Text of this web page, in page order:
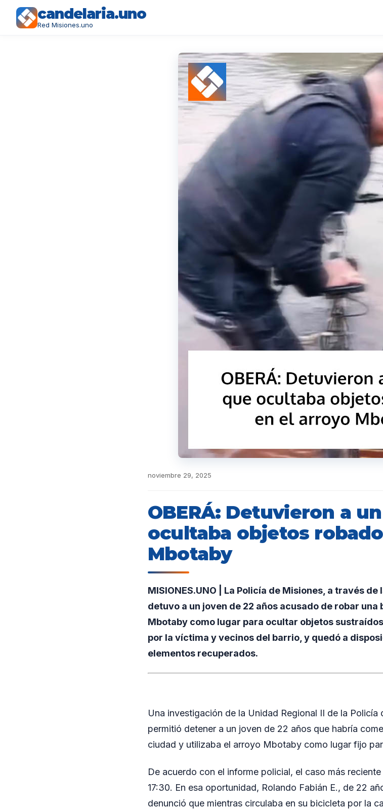
candelaria.uno
Red Misiones.uno
noviembre 29, 2025
OBERÁ: Detuvieron a
ocultaba objetos
Mbotaby
MISIONES.UNO | La Policía de Misiones, a través de
detuvo a un joven de 22 años acusado de robar
Mbotaby como lugar para ocultar objetos
por la víctima y vecinos del barrio, y quedó a
elementos recuperados.
Una investigación de la Unidad Regional II de la
permitió detener a un joven de 22 años que habría
ciudad y utilizaba el arroyo Mbotaby como lugar fijo
De acuerdo con el informe policial, el caso más
17:30. En esa oportunidad, Rolando Fabián E., de 22
denunció que mientras circulaba en su bicicleta por la